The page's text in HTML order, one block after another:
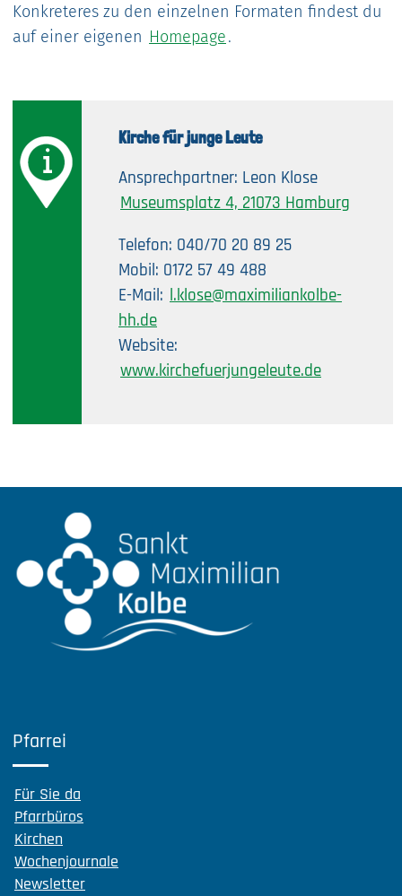
Konkreteres zu den einzelnen Formaten findest du
auf einer eigenen Homepage.
Kirche für junge Leute
Ansprechpartner: Leon Klose
Museumsplatz 4, 21073 Hamburg
Telefon: 040/70 20 89 25
Mobil: 0172 57 49 488
E-Mail: l.klose@maximiliankolbe-
hh.de
Website:
www.kirchefuerjungeleute.de
Pfarrei
Für Sie da
Pfarrbüros
Kirchen
Wochenjournale
Newsletter